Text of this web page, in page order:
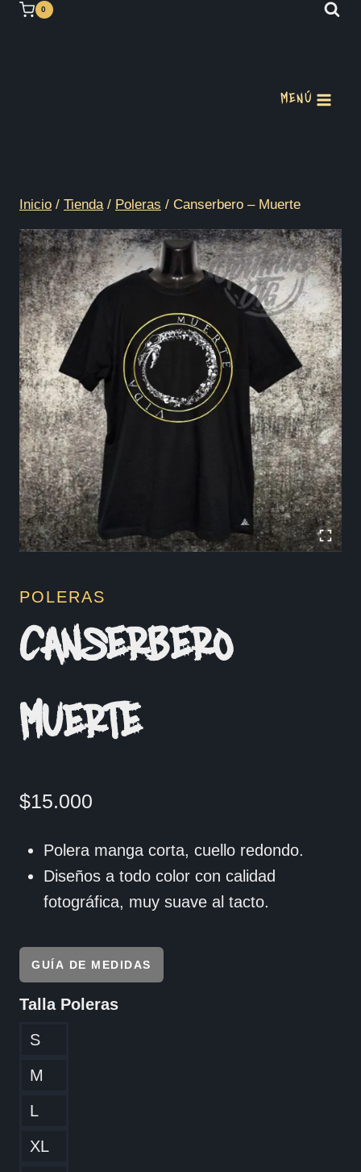
Saltar 0
MENÚ
Inicio / Tienda / Poleras / Canserbero – Muerte
POLERAS
CANSERBERO –
MUERTE
$15.000
Polera manga corta, cuello redondo.
Diseños a todo color con calidad
fotográfica, muy suave al tacto.
GUÍA DE MEDIDAS
Talla Poleras
S
M
L
XL